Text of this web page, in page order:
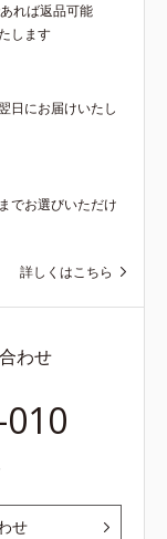
れば返品可能
します
日にお届けいたし
でお選びいただけ
詳しくはこちら
わせ
せ